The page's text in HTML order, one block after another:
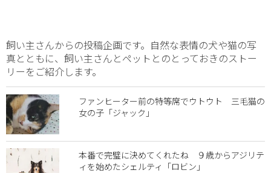
飼い主さんからの投稿企画です。自然な表情の犬や猫の写
真とともに、飼い主さんとペットとのとっておきのストー
リーをご紹介します。
ファンヒーター前の特等席でウトウト 三毛猫の
女の子「ジャック」
本番で完璧に決めてくれたね ９歳からアジリテ
ィを始めたシェルティ「ロビン」